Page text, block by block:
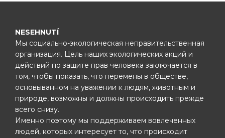
NESEHNUTÍ
Мы социально-экологическая неправительственная
организация. Цель наших экологических акций и
действий по защите прав человека заключается в
том, чтобы показать, что перемены в обществе,
основыванном на уважении к людям, животным и
природе, возможны и должны происходить прежде
всего снизу.
Именно поэтому мы поддерживаем вовлеченных
людей, которых интересует то, что происходит